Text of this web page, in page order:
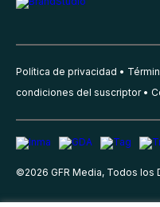
Política de privacidad
condiciones del suscriptor
©2026 GFR Media, Todos los